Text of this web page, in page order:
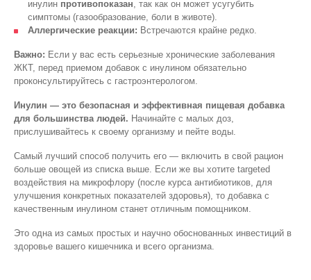
инулин противопоказан , так как он может усугубить
симптомы (газообразование, боли в животе).
Аллергические реакции: Встречаются крайне редко.
Важно: Если у вас есть серьезные хронические заболевания
ЖКТ, перед приемом добавок с инулином обязательно
проконсультируйтесь с гастроэнтерологом.
Инулин — это безопасная и эффективная пищевая добавка
для большинства людей. Начинайте с малых доз,
прислушивайтесь к своему организму и пейте воды.
Самый лучший способ получить его — включить в свой рацион
больше овощей из списка выше. Если же вы хотите targeted
воздействия на микрофлору (после курса антибиотиков, для
улучшения конкретных показателей здоровья), то добавка с
качественным инулином станет отличным помощником.
Это одна из самых простых и научно обоснованных инвестиций в
здоровье вашего кишечника и всего организма.